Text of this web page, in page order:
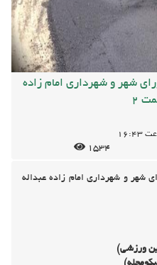
عملکرد 4 ساله شورای شهر و شهرداری امام زاده
عملکرد 4 ساله شورای شهر و شهرداری امام زاده عبداله